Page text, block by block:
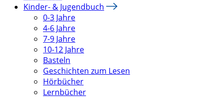
Kinder- & Jugendbuch
0-3 Jahre
4-6 Jahre
7-9 Jahre
10-12 Jahre
Basteln
Geschichten zum Lesen
Hörbücher
Lernbücher